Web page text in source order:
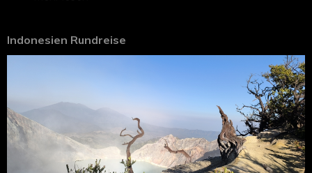
ja ich würde es rundum empfehlen, ich war schon oft in
Thailand aber so ein schönes Meer habe ich noch nie erlebt.
Nochmals vielen vielen Dank, auch für Ihr upgrade, die tollen
Sitzplätze im Flugzeug, die gute Betreuung, es war
wunderbar und viel zu kurz :-)
Indonesien Rundreise